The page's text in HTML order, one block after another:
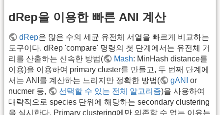
dRep을 이용한 빠른 ANI 계산
dRep은 많은 수의 세균 유전체 서열을 빠르게 비교하는
도구이다. dRep 'compare' 명령의 첫 단계에서는 유전체 거
리를 산출하는 신속한 방법(
Mash: MinHash distance를
이용)을 이용하여 primary cluster를 만들고, 두 번째 단계에
서는 ANI를 계산하는 느리지만 정확한 방법(
gANI
or
nucmer 등,
선택할 수 있는 전체 알고리즘)을 사용하여
대략적으로 species 단위에 해당하는 secondary clustering
을 실시한다. Primary clustering에만 의존할 수 없는 이유는